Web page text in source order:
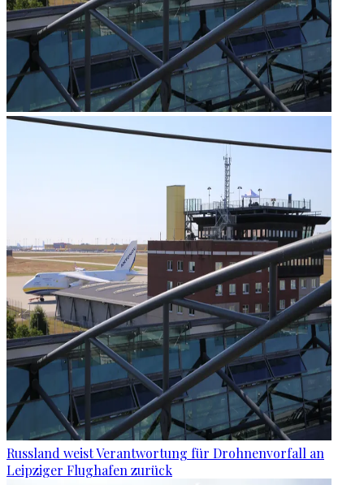
Russland weist Verantwortung für Drohnenvorfall an
Leipziger Flughafen zurück